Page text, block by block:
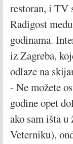
restoran, i TV
Radigost
godinama.
iz Zagreba,
odlaze na
- Ne možete
godine opet
ako sam išta
Veterniku),